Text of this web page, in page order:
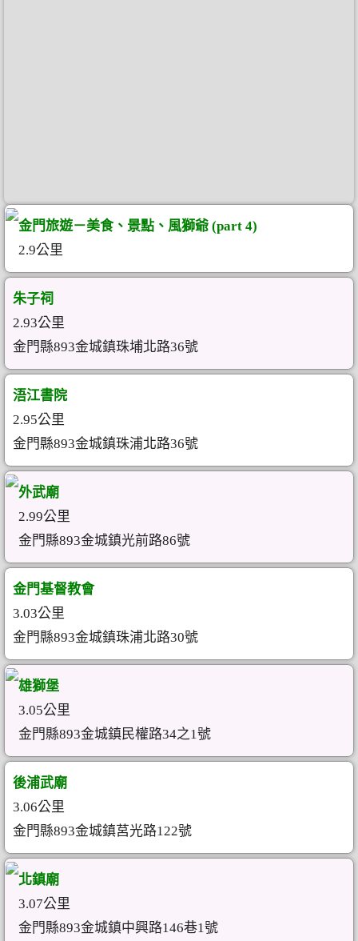
金門旅遊－美食、景點、風獅爺 (part 4)
2.9公里
朱子祠
2.93公里
金門縣893金城鎮珠埔北路36號
浯江書院
2.95公里
金門縣893金城鎮珠浦北路36號
外武廟
2.99公里
金門縣893金城鎮光前路86號
金門基督教會
3.03公里
金門縣893金城鎮珠浦北路30號
雄獅堡
3.05公里
金門縣893金城鎮民權路34之1號
後浦武廟
3.06公里
金門縣893金城鎮莒光路122號
北鎮廟
3.07公里
金門縣893金城鎮中興路146巷1號